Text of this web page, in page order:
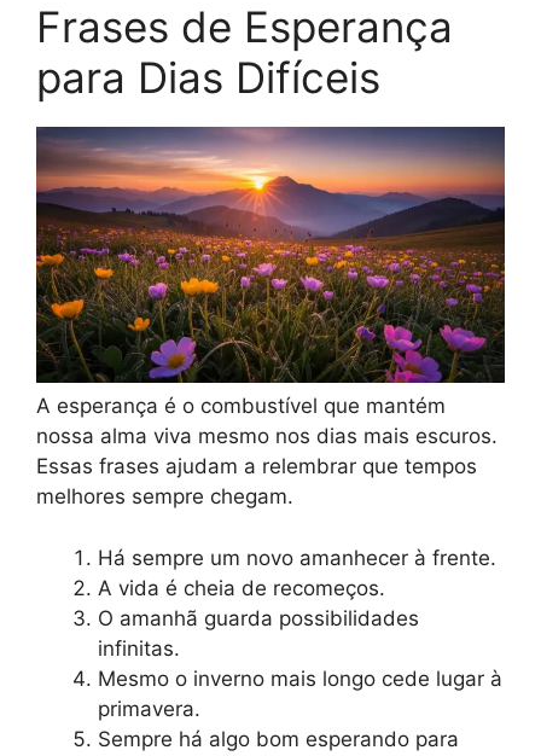
Frases de Esperança
para Dias Difíceis
A esperança é o combustível que mantém
nossa alma viva mesmo nos dias mais escuros.
Essas frases ajudam a relembrar que tempos
melhores sempre chegam.
Há sempre um novo amanhecer à frente.
A vida é cheia de recomeços.
O amanhã guarda possibilidades
infinitas.
Mesmo o inverno mais longo cede lugar à
primavera.
Sempre há algo bom esperando para